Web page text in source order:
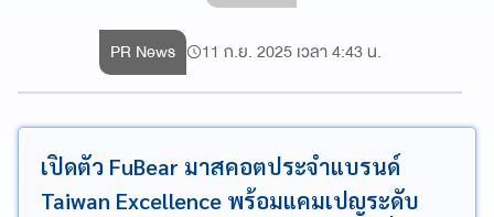
PR News 11 ก.ย. 2025 เวลา 4:43 น.
เปิดตัว FuBear มาสคอตประจำแบรนด์
Taiwan Excellence พร้อมแคมเปญระดับ